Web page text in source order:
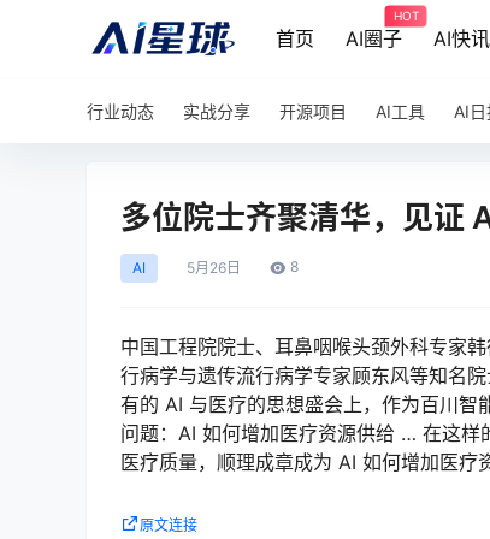
首页 AI圈子
HOT
AI快讯
行业动态 实战分享 开源项目 AI工具 AI日
多位院士齐聚清华，见证
AI 5月 26日 8
中国工程院院士、耳鼻咽喉头颈外科专家
行病学与遗传流行病学专家顾东风等知名
有的 AI 与医疗的思想盛会上，作为百川智
问题：AI 如何增加医疗资源供给 … 在这样
医疗质量，顺理成章成为 AI 如何增加医疗
原文连接